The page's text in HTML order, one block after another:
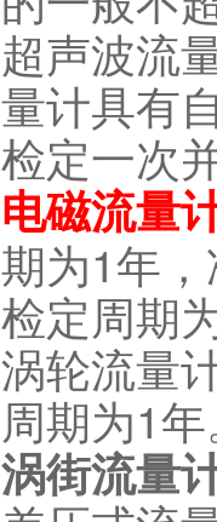
超声波流
量计具有
检定一次
电磁流量
期为1年
检定周期
涡轮流量
周期为1
涡街流量